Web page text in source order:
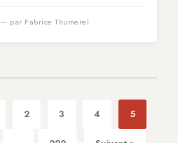
— par Fabrice Thumerel
2 3 4 5